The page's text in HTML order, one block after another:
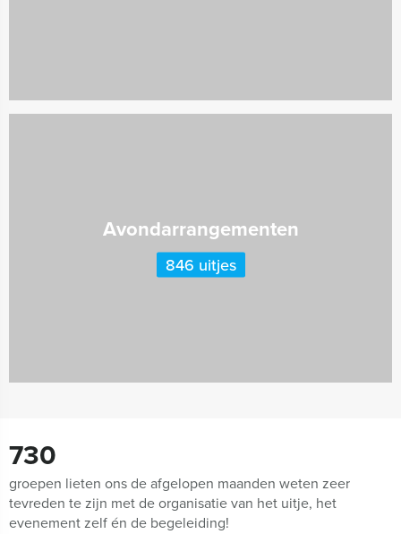
Avondarrangementen
846 uitjes
730
groepen lieten ons de afgelopen maanden weten zeer
tevreden te zijn met de organisatie van het uitje, het
evenement zelf én de begeleiding!